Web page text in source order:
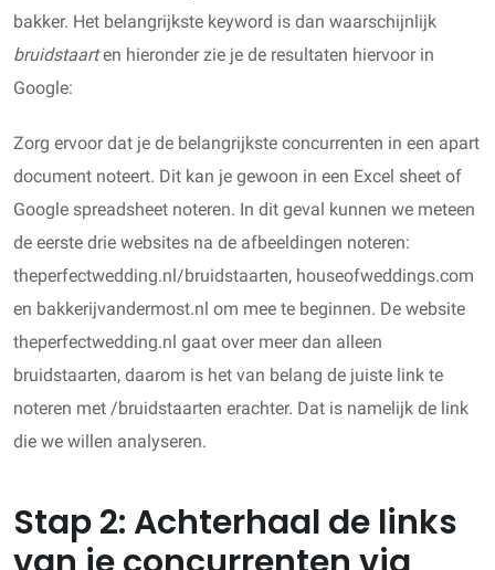
bakker. Het belangrijkste keyword is dan waarschijnlijk
bruidstaarten hieronder zie je de resultaten hiervoor in
Google:
Zorg ervoor dat je de belangrijkste concurrenten in een apart
document noteert. Dit kan je gewoon in een Excel sheet of
Google spreadsheet noteren. In dit geval kunnen we meteen
de eerste drie websites na de afbeeldingen noteren:
theperfectwedding.nl/bruidstaarten, houseofweddings.com
en bakkerijvandermost.nl om mee te beginnen. De website
theperfectwedding.nl gaat over meer dan alleen
bruidstaarten, daarom is het van belang de juiste link te
noteren met /bruidstaarten erachter. Dat is namelijk de link
die we willen analyseren.
Stap 2: Achterhaal de links